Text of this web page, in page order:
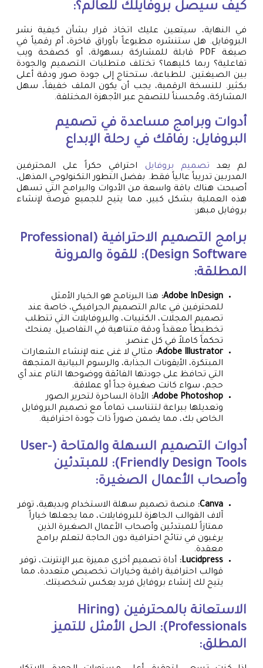
كيف سيصل بروفايلك للعالم؟:
في النهاية، سيتعين عليك اتخاذ قرار بشأن كيفية نشر
البروفايل. هل ستنشره مطبوعاً بأوراق فاخرة، أم رقمياً في
صيغة PDF قابلة للمشاركة بسهولة، أو كصفحة ويب
تفاعلية؟ ربما كليهما؟ تختلف متطلبات التصميم والجودة
بين الصيغتين. للطباعة، ستحتاج إلى جودة صور ودقة أعلى
بكثير. للنسخة الرقمية، يجب أن يكون الملف خفيفاً، سهل
المشاركة، ومُحسناً للتصفح عبر الأجهزة المختلفة.
أدوات وبرامج مساعدة في تصميم
البروفايل: رفاقك في رحلة الإبداع
لم يعد تصميم بروفايل احترافي حكراً على المحترفين
المدربين تدريباً عالياً فقط. بفضل التطور التكنولوجي المذهل،
أصبحت هناك باقة واسعة من الأدوات والبرامج التي تسهل
هذه العملية بشكل كبير، مما يتيح للجميع فرصة لإنشاء
بروفايل مبهر:
برامج التصميم الاحترافية (Professional
Design Software): للقوة والمرونة
المطلقة:
Adobe InDesign: هذا البرنامج هو الخيار الأمثل
للمحترفين في عالم التصميم الجرافيكي، خاصة عند
تصميم المجلات، الكتيبات، والبروفايلات التي تتطلب
تخطيطاً معقداً ودقة متناهية في التفاصيل. يمنحك
تحكماً كاملاً في كل عنصر.
Adobe Illustrator: مثالي لا غنى عنه لإنشاء الشعارات
المبتكرة، الأيقونات الجذابة، والرسوم البيانية المتجهة
التي تحافظ على جودتها الفائقة ووضوحها التام عند أي
حجم، سواء كانت صغيرة جداً أو عملاقة.
Adobe Photoshop: الأداة الساحرة لتحرير الصور
وتعديلها ببراعة لتتناسب تماماً مع تصميم البروفايل
الخاص بك، مما يضمن صوراً ذات جودة احترافية.
أدوات التصميم السهلة والمتاحة (User-
Friendly Design Tools): للمبتدئين
وأصحاب الأعمال الصغيرة:
Canva: منصة تصميم سهلة الاستخدام وبديهية، توفر
آلاف القوالب الجاهزة للبروفايلات، مما يجعلها خياراً
ممتازاً للمبتدئين وأصحاب الأعمال الصغيرة الذين
يرغبون في نتائج احترافية دون الحاجة لتعلم برامج
معقدة.
Lucidpress:
أداة تصميم أخرى مميزة عبر الإنترنت، توفر
قوالب احترافية راقية وخيارات تخصيص متعددة، مما
يتيح لك إنشاء بروفايل فريد يعكس شخصيتك.
الاستعانة بالمحترفين (Hiring
Professionals): الحل الأمثل للتميز
المطلق: